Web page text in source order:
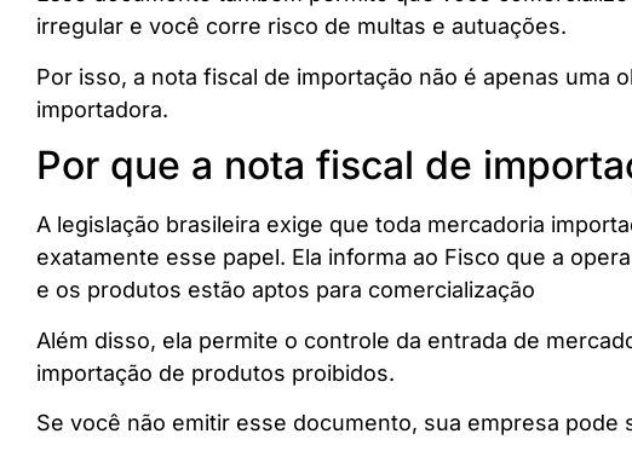
irregular e você corre risco de multas e autuações.
Por isso, a nota fiscal de importação não é apenas uma
importadora.
Por que a nota fiscal de
A legislação brasileira exige que toda mercadoria
exatamente esse papel. Ela informa ao Fisco que a
e os produtos estão aptos para comercialização
Além disso, ela permite o controle da entrada de
importação de produtos proibidos.
Se você não emitir esse documento, sua empresa